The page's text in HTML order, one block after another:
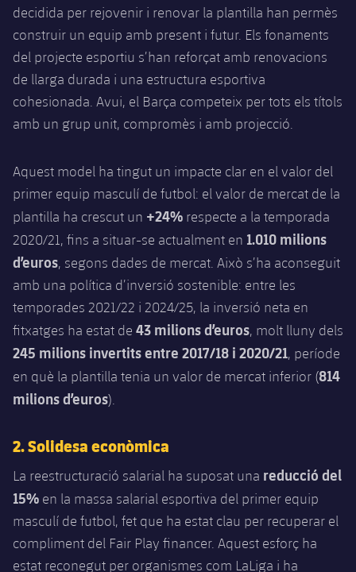
Femení
Jugadors
Calendari
Resultats
Classificació
Actualitat
Jugadors
Calendari
Classificació
Hoquei herba
plusicon
més
Notícies
Hockey Herba Masculí
Patinatge artístic
plusicon
més
Actualitat
Agenda
Escola de Patinatge
Actualitat
Jugadors
Calendari
Resultats
Classificació
Fotos
Voleibol
plusicon
més
Notícies
Voleibol masculí
Voleibol femení
Apunta't a les amateurs
plusicon
més
Apunta't a les amateurs
PLUSICON
MÉS
League of Legends
VALORANT Rising
VALORANT Game Changers
eFootball
decidida per rejovenir i renovar la plantilla han permès
construir un equip amb present i futur. Els fonaments
del projecte esportiu s’han reforçat amb renovacions
de llarga durada i una estructura esportiva
cohesionada. Avui, el Barça competeix per tots els títols
amb un grup unit, compromès i amb projecció.
Aquest model ha tingut un impacte clar en el valor del
primer equip masculí de futbol: el valor de mercat de la
plantilla ha crescut un +24% respecte a la temporada
2020/21, fins a situar-se actualment en 1.010 milions
d’euros, segons dades de mercat. Això s’ha aconseguit
amb una política d’inversió sostenible: entre les
temporades 2021/22 i 2024/25, la inversió neta en
fitxatges ha estat de 43 milions d’euros, molt lluny dels
245 milions invertits entre 2017/18 i 2020/21, període
en què la plantilla tenia un valor de mercat inferior (814
milions d’euros).
2. Solidesa econòmica
La reestructuració salarial ha suposat una reducció del
15% en la massa salarial esportiva del primer equip
masculí de futbol, fet que ha estat clau per recuperar el
compliment del Fair Play financer. Aquest esforç ha
estat reconegut per organismes com LaLiga i ha